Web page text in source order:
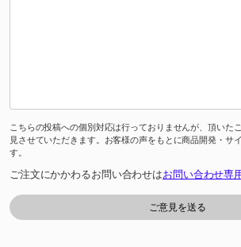
こちらの投稿への個別対応は行っておりませんが、頂いた
見させていただきます。お客様の声をもとに商品開発・サ
す。
ご注文にかかわるお問い合わせはお問い合わせ専